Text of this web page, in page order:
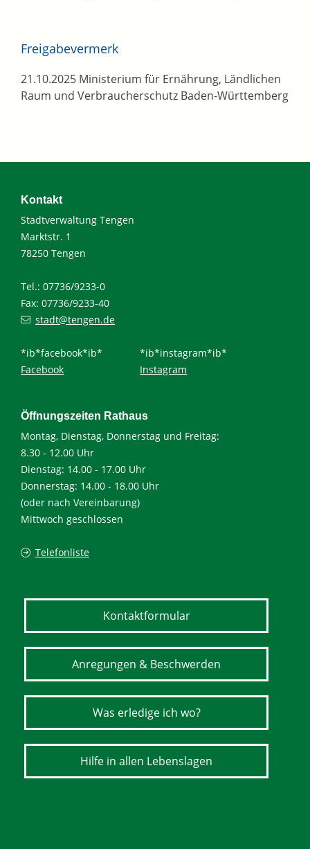
Freigabevermerk
21.10.2025 Ministerium für Ernährung, Ländlichen
Raum und Verbraucherschutz Baden-Württemberg
Kontakt
Stadtverwaltung Tengen
Marktstr. 1
78250 Tengen
Tel.: 07736/9233-0
Fax: 07736/9233-40
stadt@tengen.de
*ib*facebook*ib*
Facebook
*ib*instagram*ib*
Instagram
Öffnungszeiten Rathaus
Montag, Dienstag, Donnerstag und Freitag:
8.30 - 12.00 Uhr
Dienstag: 14.00 - 17.00 Uhr
Donnerstag: 14.00 - 18.00 Uhr
(oder nach Vereinbarung)
Mittwoch geschlossen
Telefonliste
Kontaktformular
Anregungen & Beschwerden
Was erledige ich wo?
Hilfe in allen Lebenslagen